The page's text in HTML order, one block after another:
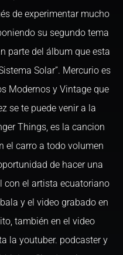
de experimentar mucho
su segundo tema
parte del álbum que esta
Solar”. Mercurio es
Modernos y Vintage que
se te puede venir a la
Things, es la cancion
el carro a todo volumen
de hacer una
el artista ecuatoriano
y el video grabado en
también en el video
la youtuber. podcaster y